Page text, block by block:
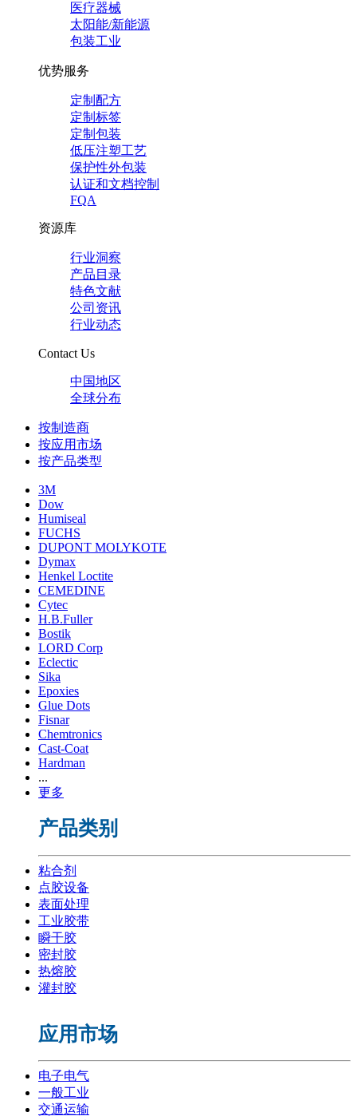
医疗器械
太阳能/新能源
包装工业
优势服务
定制配方
定制标签
定制包装
低压注塑工艺
保护性外包装
认证和文档控制
FQA
资源库
行业洞察
产品目录
特色文献
公司资讯
行业动态
Contact Us
中国地区
全球分布
按制造商
按应用市场
按产品类型
3M
Dow
Humiseal
FUCHS
DUPONT MOLYKOTE
Dymax
Henkel Loctite
CEMEDINE
Cytec
H.B.Fuller
Bostik
LORD Corp
Eclectic
Sika
Epoxies
Glue Dots
Fisnar
Chemtronics
Cast-Coat
Hardman
...
更多
产品类别
粘合剂
点胶设备
表面处理
工业胶带
瞬干胶
密封胶
热熔胶
灌封胶
应用市场
电子电气
一般工业
交通运输